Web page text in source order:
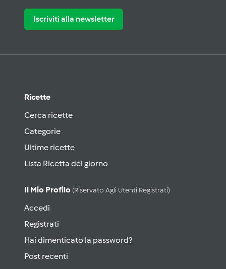
Iscriviti alla newsletter
Ricette
Cerca ricette
Categorie
Ultime ricette
Lista Ricetta del giorno
Il Mio Profilo (riservato Agli Utenti Registrati)
Accedi
Registrati
Hai dimenticato la password?
Post recenti